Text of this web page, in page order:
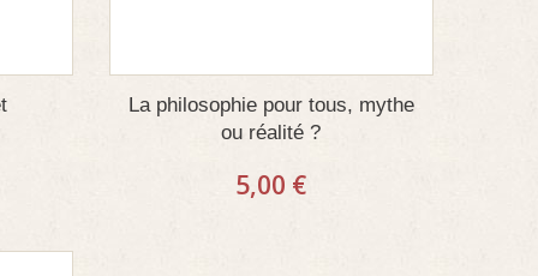
La philosophie pour tous, mythe
ou réalité ?
5,00 €